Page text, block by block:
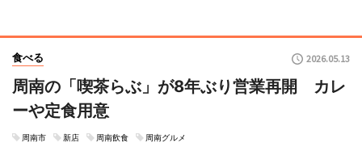
食べる 2026.05.13
周南の「喫茶らぶ」が8年ぶり営業再開 カレ
ーや定食用意
周南市 新店 周南飲食 周南グルメ